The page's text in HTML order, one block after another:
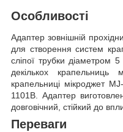
Особливості
Адаптер зовнішній
для створення систем
сліпої трубки діаметром
декількох крапельниць
крапельниці мікроджет
1101B. Адаптер
довговічний, стійкий до
Переваги